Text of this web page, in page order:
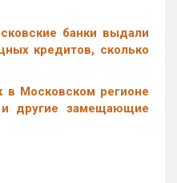
банки выдали
кредитов, сколько
в Московском регионе
другие замещающие